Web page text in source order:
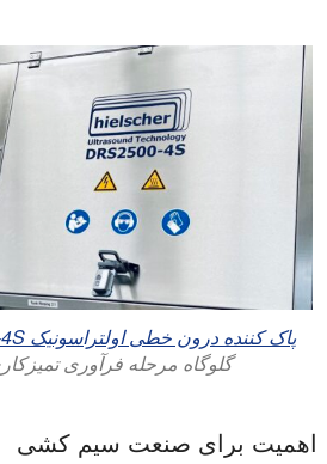
پاک کننده درون خطی اولتراسونیک DRS2500-4S
گلوگاه مرحله فرآوری
اهمیت برای صنعت سیم کشی